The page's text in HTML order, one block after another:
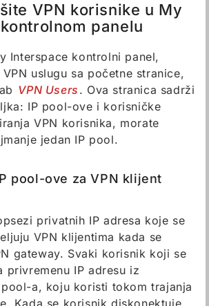
VPN korisnike u My
panelu
Interspace kontrolni panel,
uslugu sa početne stranice,
VPN Users . Ova stranica sadrži
IP pool-ove i korisničke
VPN korisnika, morate
jedan IP pool.
pool-ove za VPN klijent
privatnih IP adresa koje se
VPN klijentima kada se
gateway. Svaki korisnik koji se
privremenu IP adresu iz
a, koju koristi tokom trajanja
Kada se korisnik diskonektuje,